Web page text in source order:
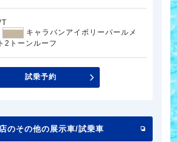
キャラバンアイボリーパールメ
2トーンルーフ
試乗予約
のその他の展示車/試乗車